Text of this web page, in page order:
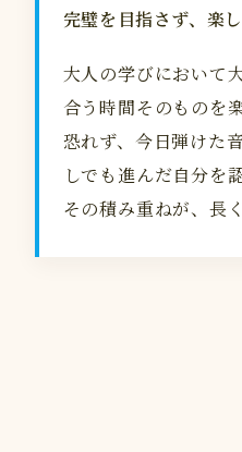
完璧を目指さず、楽
大人の学びにおいて
合う時間そのものを
恐れず、今日弾けた
しでも進んだ自分を
その積み重ねが、長